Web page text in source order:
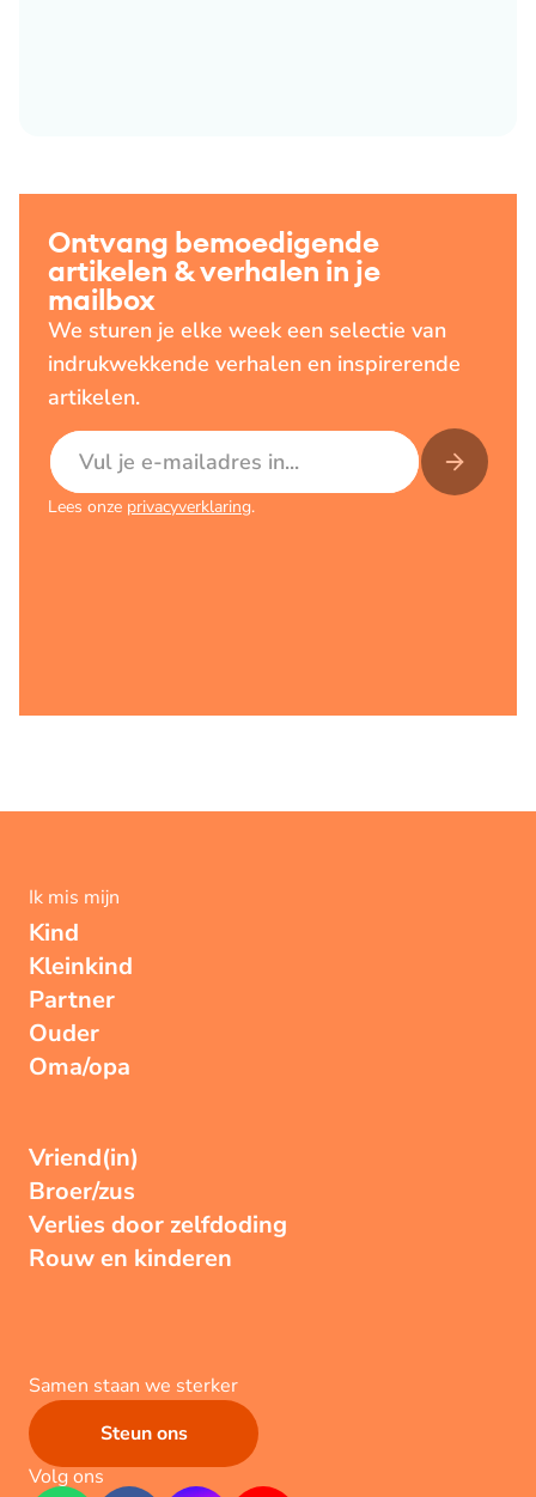
Ontvang bemoedigende
artikelen & verhalen in je
mailbox
We sturen je elke week een selectie van
indrukwekkende verhalen en inspirerende
artikelen.
E-mailadres
Lees onze privacyverklaring.
Ik mis mijn
Kind
Kleinkind
Partner
Ouder
Oma/opa
Vriend(in)
Broer/zus
Verlies door zelfdoding
Rouw en kinderen
Samen staan we sterker
Steun ons
Volg ons